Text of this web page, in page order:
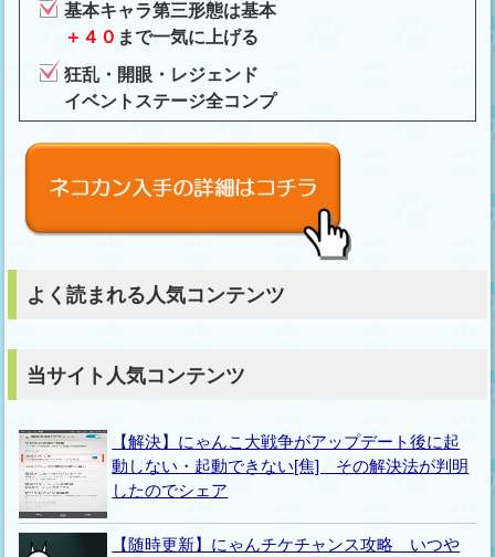
基本キャラ第三形態は基本
＋４０ まで一気に上げる
狂乱・開眼・レジェンド
イベントステージ全コンプ
よく読まれる人気コンテンツ
当サイト人気コンテンツ
【解決】にゃんこ大戦争がアップデート後に起
動しない・起動できない[焦] その解決法が判明
したのでシェア
【随時更新】にゃんチケチャンス攻略 いつや